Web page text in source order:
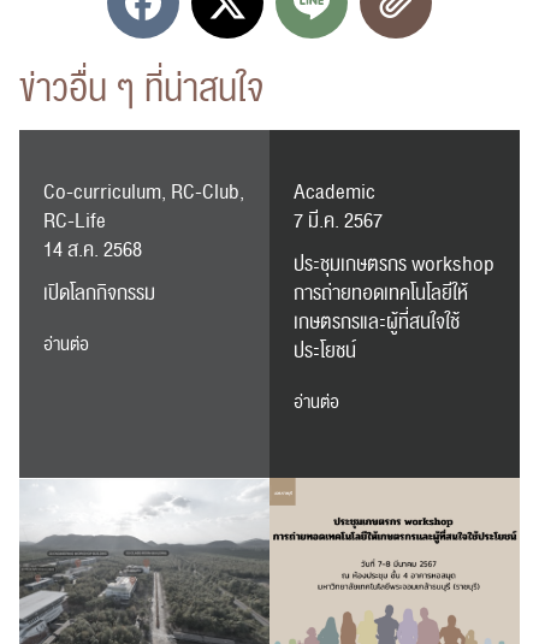
ข่าวอื่น ๆ ที่น่าสนใจ
Co-curriculum, RC-Club,
RC-Life
14 ส.ค. 2568
เปิดโลกกิจกรรม
อ่านต่อ
Academic
7 มี.ค. 2567
ประชุมเกษตรกร workshop
การถ่ายทอดเทคโนโลยีให้
เกษตรกรและผู้ที่สนใจใช้
ประโยชน์
อ่านต่อ